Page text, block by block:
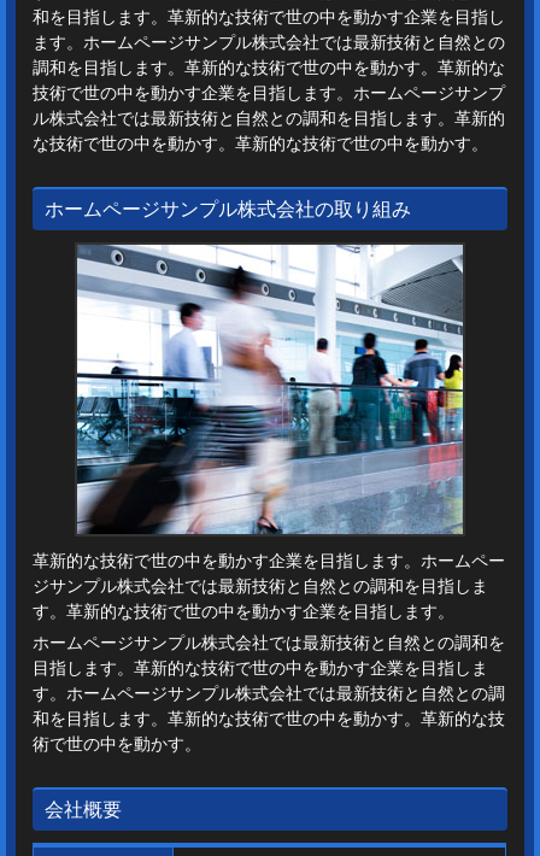
和を目指します。革新的な技術で世の中を動かす企業を目指し
ます。ホームページサンプル株式会社では最新技術と自然との
調和を目指します。革新的な技術で世の中を動かす。革新的な
技術で世の中を動かす企業を目指します。ホームページサンプ
ル株式会社では最新技術と自然との調和を目指します。革新的
な技術で世の中を動かす。革新的な技術で世の中を動かす。
ホームページサンプル株式会社の取り組み
革新的な技術で世の中を動かす企業を目指します。ホームペー
ジサンプル株式会社では最新技術と自然との調和を目指しま
す。革新的な技術で世の中を動かす企業を目指します。
ホームページサンプル株式会社では最新技術と自然との調和を
目指します。革新的な技術で世の中を動かす企業を目指しま
す。ホームページサンプル株式会社では最新技術と自然との調
和を目指します。革新的な技術で世の中を動かす。革新的な技
術で世の中を動かす。
会社概要